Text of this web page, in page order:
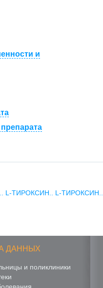
и
L-ТИРОКСИН.. L-ТИРОКСИН..
ДАННЫХ
и поликлиники